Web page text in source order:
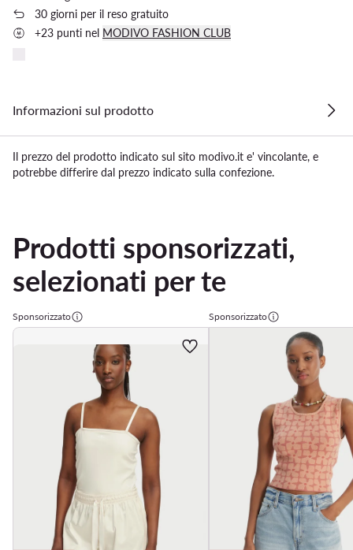
30 giorni per il reso gratuito
+23 punti nel MODIVO FASHION CLUB
Informazioni sul prodotto
Il prezzo del prodotto indicato sul sito modivo.it e' vincolante, e
potrebbe differire dal prezzo indicato sulla confezione.
Prodotti sponsorizzati,
selezionati per te
Sponsorizzato Sponsorizzato